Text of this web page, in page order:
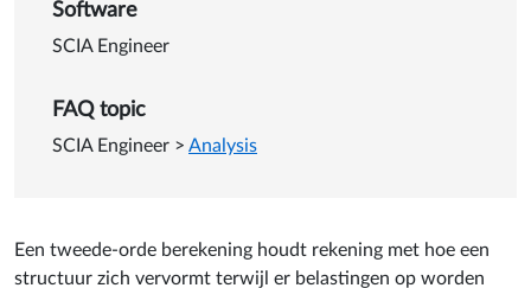
SCIA Engineer
FAQ topic
SCIA Engineer Analysis
Een tweede-orde berekening houdt rekening met hoe een
structuur zich vervormt terwijl er belastingen op worden